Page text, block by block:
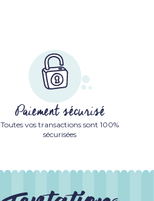
Paiement sécurisé
Toutes vos transactions sont 100%
sécurisées